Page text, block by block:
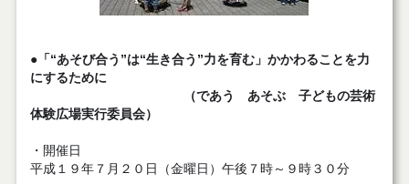
●「“あそび合う”は“生き合う”力を育む」かかわることを力
にするために
（であう あそぶ 子どもの芸術
体験広場実行委員会）
・開催日
平成１９年７月２０日（金曜日）午後７時～９時３０分